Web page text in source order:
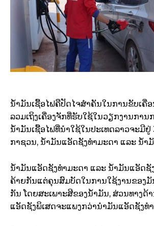
ນໍ້າມັນເຊື້ອໄຟຄືປັດໄຈສຳຄັນໃນການຂັບເຄື່
ລວມເຖິງເຄື່ອງຈັກທີ່ຮັບໃຊ້ໃນວຽກງານການ
ນໍ້າມັນເຊື້ອໄຟທີ່ນຳໃຊ້ໃນປະເທດລາວຈະມີຢູ່
ກາຊວນ, ນໍ້າມັນແອັດຊັງທຳມະດາ ແລະ ນໍ້າ
ນໍ້າມັນແອັດຊັງທຳມະດາ ແລະ ນໍ້າມັນແອັດຊັ
ຄ້າຍກັນແຕ່ຄຸນສົມບັດໃນການໃຊ້ງານຂອງ
ກັນ ໂດຍສະເພາະສີຂອງນໍ້າມັນ, ສ່ວນທາງດ້
ແອັດຊັງພິເສດຈະແພງກວ່ານໍາມັນແອັດຊັງທ